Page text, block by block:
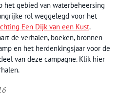
gebied van waterbeheersing
rol weggelegd voor het
Een Dijk van een Kust.
de verhalen, boeken, bronnen
en het herdenkingsjaar voor de
van deze campagne. Klik hier